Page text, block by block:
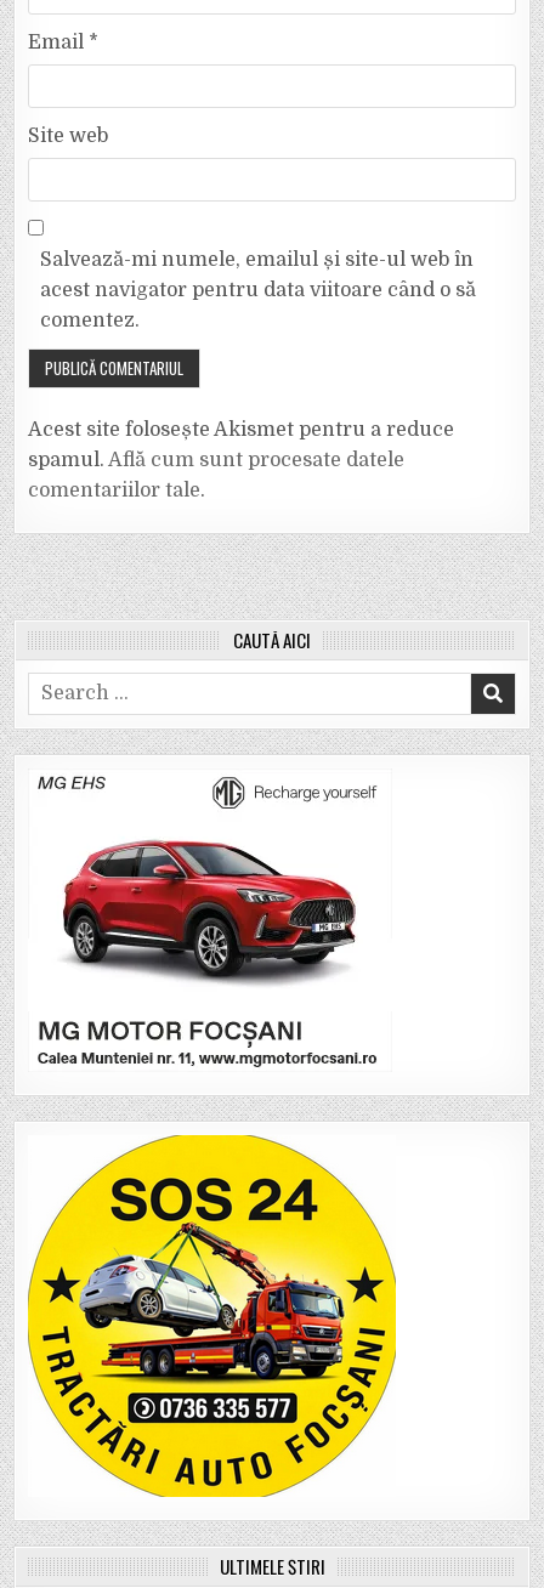
Email *
Site web
Salvează-mi numele, emailul și site-ul web în
acest navigator pentru data viitoare când o să
comentez.
Acest site folosește Akismet pentru a reduce
spamul.Află cum sunt procesate datele
comentariilor tale.
CAUTĂ AICI
Search
for:
ULTIMELE ȘTIRI